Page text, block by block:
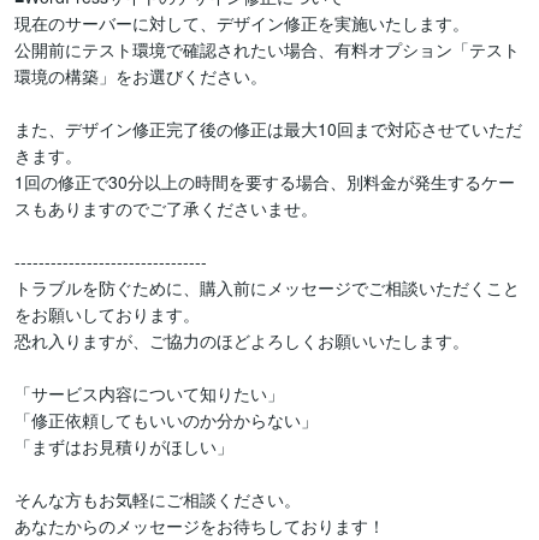
現在のサーバーに対して、デザイン修正を実施いたします。
公開前にテスト環境で確認されたい場合、有料オプション「テスト
環境の構築」をお選びください。
また、デザイン修正完了後の修正は最大10回まで対応させていただ
きます。
1回の修正で30分以上の時間を要する場合、別料金が発生するケー
スもありますのでご了承くださいませ。
--------------------------------
トラブルを防ぐために、購入前にメッセージでご相談いただくこと
をお願いしております。
恐れ入りますが、ご協力のほどよろしくお願いいたします。
「サービス内容について知りたい」
「修正依頼してもいいのか分からない」
「まずはお見積りがほしい」
そんな方もお気軽にご相談ください。
あなたからのメッセージをお待ちしております！